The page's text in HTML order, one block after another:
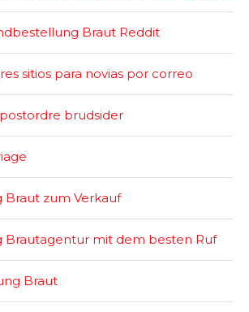
Braut Reddit
sitios para novias por correo
brudsider
Braut zum Verkauf
Brautagentur mit dem besten Ruf
Braut